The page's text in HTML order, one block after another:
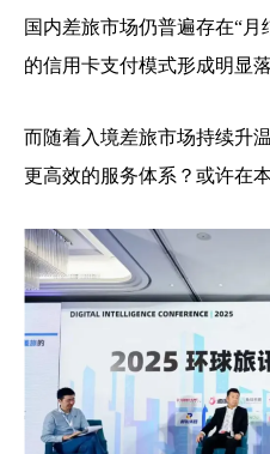
国内差旅市场仍普遍存在“
的信用卡支付模式形成明显落
而随着入境差旅市场持续升
更高效的服务体系？或许在